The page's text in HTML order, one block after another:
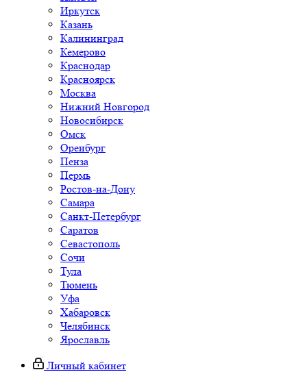
Иркутск
Казань
Калининград
Кемерово
Краснодар
Красноярск
Москва
Нижний Новгород
Новосибирск
Омск
Оренбург
Пенза
Пермь
Ростов-на-Дону
Самара
Санкт-Петербург
Саратов
Севастополь
Сочи
Тула
Тюмень
Уфа
Хабаровск
Челябинск
Ярославль
Личный кабинет